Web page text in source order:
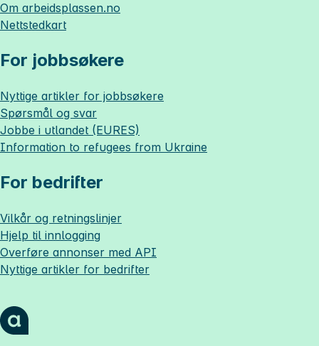
Om arbeidsplassen.no
Nettstedkart
For jobbsøkere
Nyttige artikler for jobbsøkere
Spørsmål og svar
Jobbe i utlandet (EURES)
Information to refugees from Ukraine
For bedrifter
Vilkår og retningslinjer
Hjelp til innlogging
Overføre annonser med API
Nyttige artikler for bedrifter